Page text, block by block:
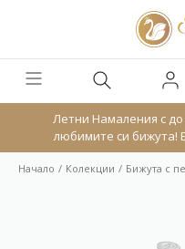
Летни Намаления с до
любимите си бижута!
Начало Колекции Бижута с